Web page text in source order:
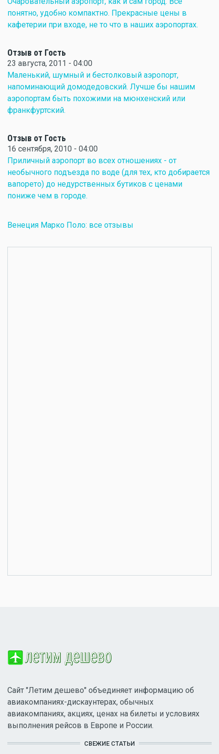
понятно, удобно компактно. Прекрасные цены в
кафетерии при входе, не то что в наших аэропортах.
Отзыв от Гость
23 августа, 2011 - 04:00
Маленький, шумный и бестолковый аэропорт,
напоминающий домодедовский. Лучше бы нашим
аэропортам быть похожими на мюнхенский или
франкфуртский.
Отзыв от Гость
16 сентября, 2010 - 04:00
Приличный аэропорт во всех отношениях - от
необычного подъезда по воде (для тех, кто добирается
вапорето) до недурственных бутиков с ценами
пониже чем в городе.
Венеция Марко Поло: все отзывы
Сайт "Летим дешево" объединяет информацию об
авиакомпаниях-дискаунтерах, обычных
авиакомпаниях, акциях, ценах на билеты и условиях
выполнения рейсов в Европе и России.
СВЕЖИЕ СТАТЬИ